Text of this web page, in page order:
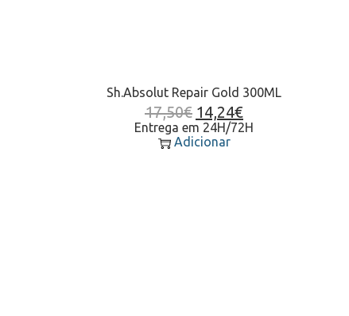
Sh.Absolut Repair Gold 300ML
17,50€ 14,24€
Entrega em 24H/72H
Adicionar